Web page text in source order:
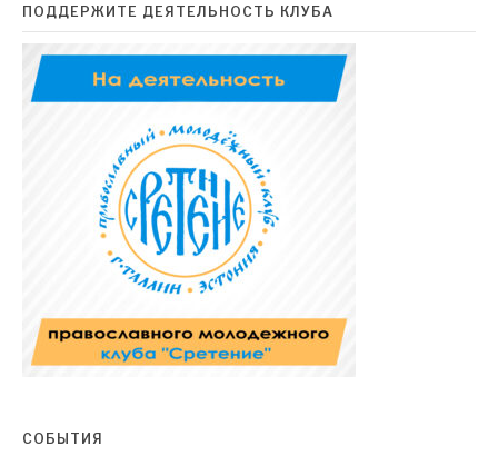
ПОДДЕРЖИТЕ ДЕЯТЕЛЬНОСТЬ КЛУБА
СОБЫТИЯ